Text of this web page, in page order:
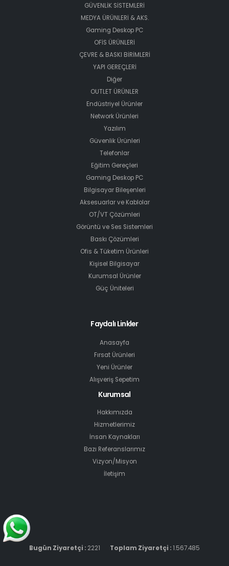
GÜVENLİK SİSTEMLERİ
MEDYA ÜRÜNLERİ & AKS.
Gaming Deskop PC
OFİS ÜRÜNLERİ
ÇEVRE & BASKI BİRİMLERİ
YAPI GEREÇLERİ
Diğer
OUTLET ÜRÜNLER
Endüstriyel Ürünler
Network Ürünleri
Yazılım
Güvenlik Ürünleri
Telefonlar
Eğitim Gereçleri
Gaming Deskop PC
Bilgisayar Bileşenleri
Aksesuarlar ve Kablolar
OT/VT Çözümleri
Görüntü ve Ses Sistemleri
Baskı Çözümleri
Ofis & Tüketim Ürünleri
Kişisel Bilgisayar
Kurumsal Ürünler
Güç Üniteleri
Faydalı Linkler
Anasayfa
Fırsat Ürünleri
Yeni Ürünler
Alışveriş Sepetim
Kurumsal
Hakkımızda
Hizmetlerimiz
İnsan Kaynakları
Bazı Referanslarımız
Vizyon/Misyon
İletişim
Bugün Ziyaretçi : 2221 Toplam Ziyaretçi :1.567.485